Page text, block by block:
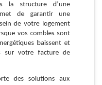
la structure d’une
de garantir une
de votre logement
vos combles sont
baissent et
sur votre facture de
des solutions aux